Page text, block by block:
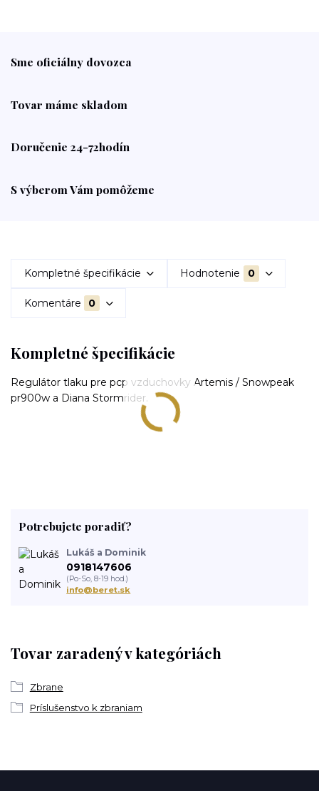
Sme oficiálny dovozca
Tovar máme skladom
Doručenie 24-72hodín
S výberom Vám pomôžeme
Kompletné špecifikácie Hodnotenie 0
Komentáre 0
Kompletné špecifikácie
Regulátor tlaku pre pcp vzduchovky Artemis / Snowpeak
pr900w a Diana Stormrider.
Tovar zaradený v kategóriách
Zbrane
Príslušenstvo k zbraniam
Potrebujete poradiť?
Lukáš a Dominik
0918147606
(Po-So, 8-19 hod.)
info@beret.sk